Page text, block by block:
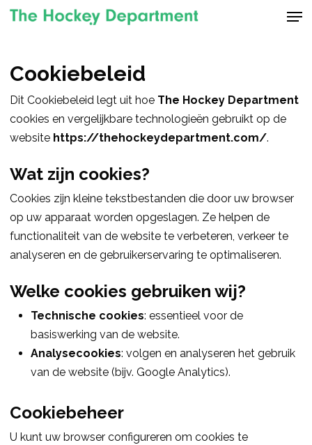
Skip
content
Cookiebeleid
Dit Cookiebeleid legt uit hoe The Hockey Department
cookies en vergelijkbare technologieën gebruikt op de
website https://thehockeydepartment.com/.
Wat zijn cookies?
Cookies zijn kleine tekstbestanden die door uw browser
op uw apparaat worden opgeslagen. Ze helpen de
functionaliteit van de website te verbeteren, verkeer te
analyseren en de gebruikerservaring te optimaliseren.
Welke cookies gebruiken wij?
Technische cookies: essentieel voor de
basiswerking van de website.
Analysecookies: volgen en analyseren het gebruik
van de website (bijv. Google Analytics).
Cookiebeheer
U kunt uw browser configureren om cookies te